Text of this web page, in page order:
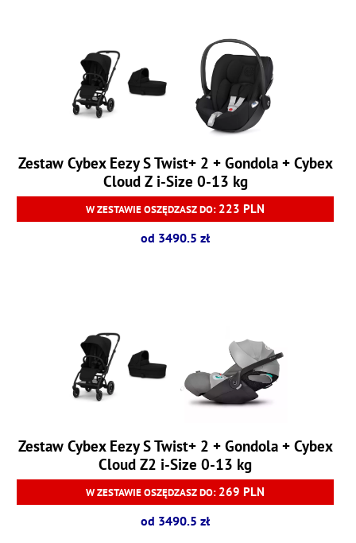
Zestaw Cybex Eezy S Twist+ 2 + Gondola + Cybex
Cloud Z i-Size 0-13 kg
W ZESTAWIE OSZĘDZASZ DO: 223 PLN
od 3490.5 zł
Zestaw Cybex Eezy S Twist+ 2 + Gondola + Cybex
Cloud Z2 i-Size 0-13 kg
W ZESTAWIE OSZĘDZASZ DO: 269 PLN
od 3490.5 zł